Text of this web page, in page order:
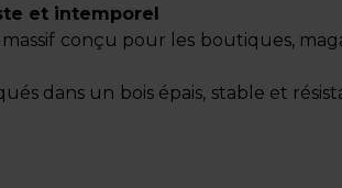
et intemporel
conçu pour les boutiques,
dans un bois épais, stable et